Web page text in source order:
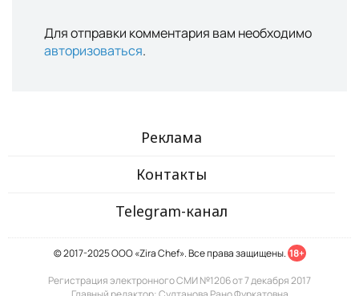
Для отправки комментария вам необходимо
авторизоваться.
Реклама
Контакты
Telegram-канал
© 2017-2025 ООО «Zira Chef». Все права защищены. 18+
Регистрация электронного СМИ №1206 от 7 декабря 2017